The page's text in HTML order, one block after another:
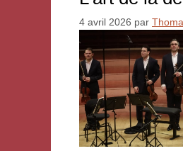
4 avril 2026 par